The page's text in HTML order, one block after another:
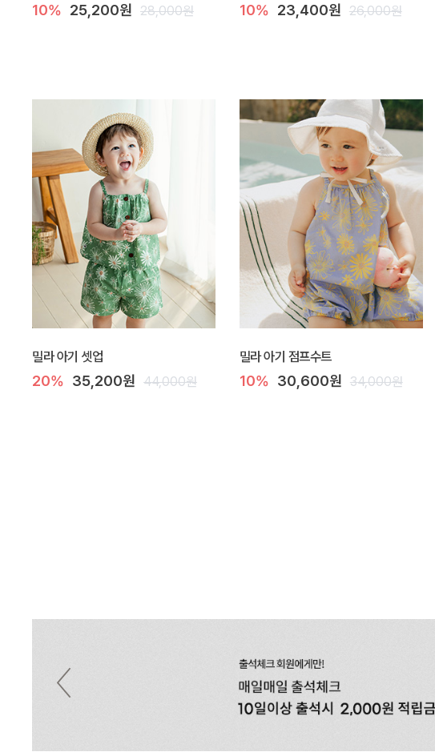
10% 25,200원 28,000원 10% 23,400원 26,000원
밀라 아기 셋업
20% 35,200원 44,000원
밀라 아기 점프수트
10% 30,600원 34,000원